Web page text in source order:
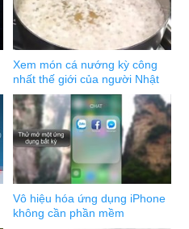
Xem món cá nướng kỳ công
nhất thế giới của người Nhật
Vô hiệu hóa ứng dụng iPhone
không cần phần mềm